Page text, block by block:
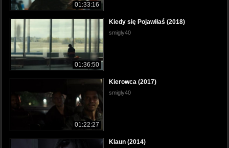
01:33:16
01:36:50
Kiedy się Pojawiłaś (2018)
smigly40
01:22:27
Kierowca (2017)
smigly40
Klaun (2014)